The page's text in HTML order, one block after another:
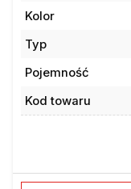
Kolor
Typ
Pojemność
Kod towaru